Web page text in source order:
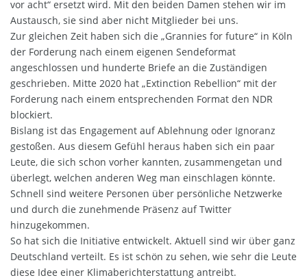
vor acht“ ersetzt wird. Mit den beiden Damen stehen wir im
Austausch, sie sind aber nicht Mitglieder bei uns.
Zur gleichen Zeit haben sich die „Grannies for future“ in Köln
der Forderung nach einem eigenen Sendeformat
angeschlossen und hunderte Briefe an die Zuständigen
geschrieben. Mitte 2020 hat „Extinction Rebellion“ mit der
Forderung nach einem entsprechenden Format den NDR
blockiert.
Bislang ist das Engagement auf Ablehnung oder Ignoranz
gestoßen. Aus diesem Gefühl heraus haben sich ein paar
Leute, die sich schon vorher kannten, zusammengetan und
überlegt, welchen anderen Weg man einschlagen könnte.
Schnell sind weitere Personen über persönliche Netzwerke
und durch die zunehmende Präsenz auf Twitter
hinzugekommen.
So hat sich die Initiative entwickelt. Aktuell sind wir über ganz
Deutschland verteilt. Es ist schön zu sehen, wie sehr die Leute
diese Idee einer Klimaberichterstattung antreibt.